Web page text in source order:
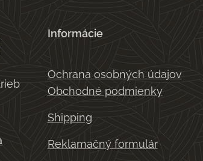
Informácie
Ochrana osobných údajov
Obchodné podmienky
Shipping
Reklamačný formulár